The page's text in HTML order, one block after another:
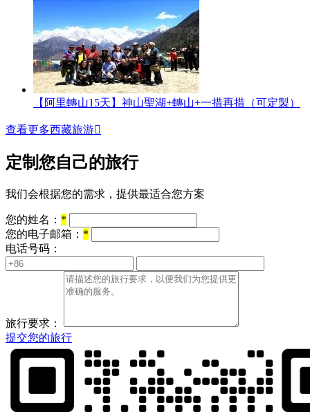
【阿里轉山15天】神山聖湖+轉山+一措再措（可定製）
查看更多西藏旅游
定制您自己的旅行
我们会根据您的需求，提供最适合您方案
您的姓名： *
您的电子邮箱： *
电话号码：
旅行要求：
提交您的旅行